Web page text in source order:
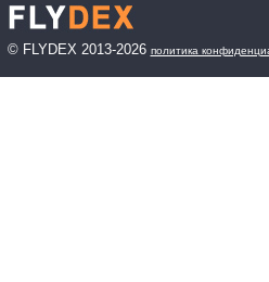
© FLYDEX 2013-2026 политика